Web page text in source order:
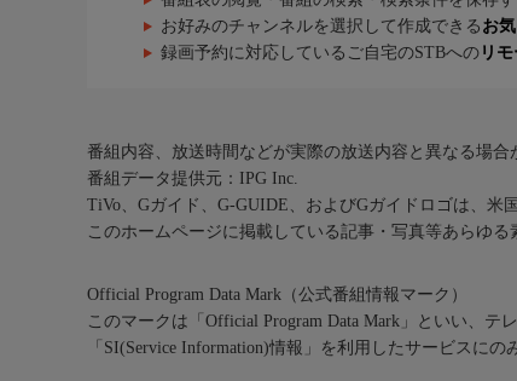
お好みのチャンネルを選択して作成できる お
録画予約に対応しているご自宅のSTBへの リ
番組内容、放送時間などが実際の放送内容と異なる場合
番組データ提供元：IPG Inc.
TiVo、Gガイド、G-GUIDE、およびGガイドロゴは、米
このホームページに掲載している記事・写真等あらゆる
Official Program Data Mark（公式番組情報マーク）
このマークは「Official Program Data Mark」といい、テ
「SI(Service Information)情報」を利用したサービスにの